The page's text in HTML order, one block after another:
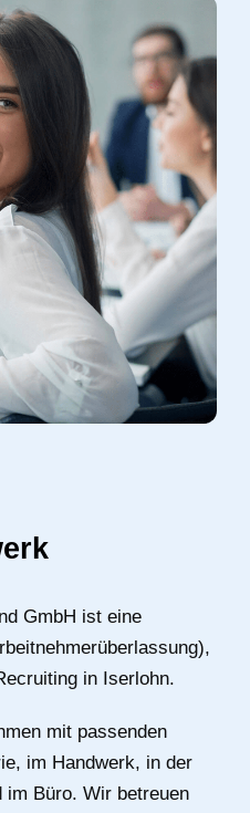
GmbH ist eine
in Iserlohn.
mit passenden
im Handwerk, in der
im Büro. Wir betreuen